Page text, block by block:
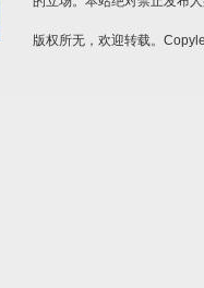
版权所无，欢迎转载。